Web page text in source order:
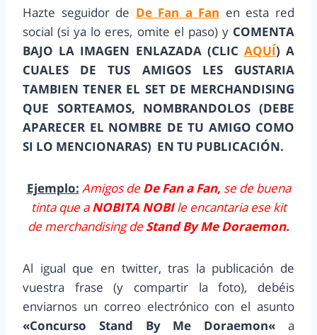
Hazte seguidor de De Fan a Fan en esta red
social (si ya lo eres, omite el paso) y COMENTA
BAJO LA IMAGEN ENLAZADA (CLIC AQUÍ) A
CUALES DE TUS AMIGOS LES GUSTARIA
TAMBIEN TENER EL SET DE MERCHANDISING
QUE SORTEAMOS, NOMBRANDOLOS (DEBE
APARECER EL NOMBRE DE TU AMIGO COMO
SI LO MENCIONARAS) EN TU PUBLICACIÓN.
Ejemplo: Amigos deDe Fan a Fan,se de buena
tinta que aNOBITA NOBIle encantaria ese kit
de merchandising deStand By Me Doraemon.
Al igual que en twitter, tras la publicación de
vuestra frase (y compartir la foto), debéis
enviarnos un correo electrónico con el asunto
«Concurso Stand By Me Doraemon« a